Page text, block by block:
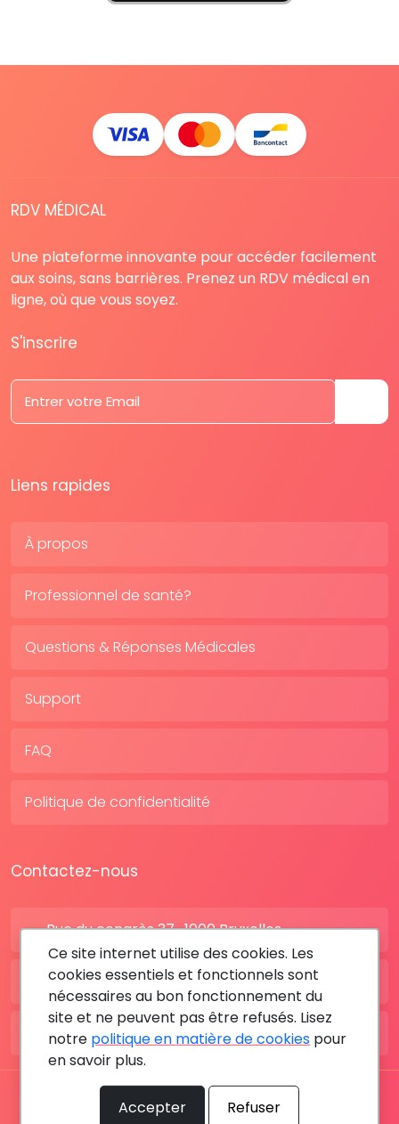
RDV MÉDICAL
Une plateforme innovante pour accéder facilement
aux soins, sans barrières. Prenez un RDV médical en
ligne, où que vous soyez.
S'inscrire
Liens rapides
À propos
Professionnel de santé?
Questions & Réponses Médicales
Support
FAQ
Politique de confidentialité
Contactez-nous
Rue du congrès 37 , 1000 Bruxelles
BE: +32 28080227
FR: +33 183642895
Tous les droits sont réservés © 2026 RDV MÉDICAL By
Ce site internet utilise des cookies. Les
cookies essentiels et fonctionnels sont
nécessaires au bon fonctionnement du
site et ne peuvent pas être refusés. Lisez
notre politique en matière de cookies pour
en savoir plus.
Accepter Refuser